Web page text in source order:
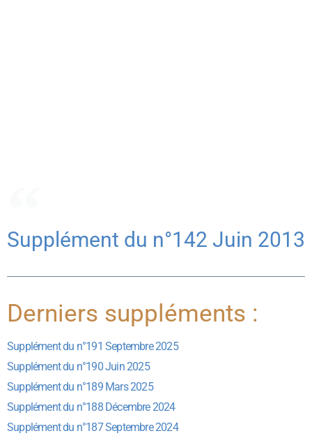
Supplément du n°142 Juin 2013
Derniers suppléments :
Supplément du n°191 Septembre 2025
Supplément du n°190 Juin 2025
Supplément du n°189 Mars 2025
Supplément du n°188 Décembre 2024
Supplément du n°187 Septembre 2024